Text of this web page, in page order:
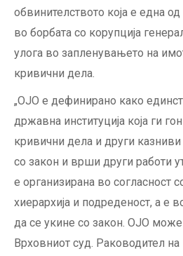
обвинителството која е една
во борбата со корупција
улога во запленувањето на
кривични дела.
„ОЈО е дефинирано како
државна институција која ги
кривични дела и други
со закон и врши други работи
е организирана во согласност
хиерархија и подреденост, а е
да се укине со закон. ОЈО
Врховниот суд. Раководител на